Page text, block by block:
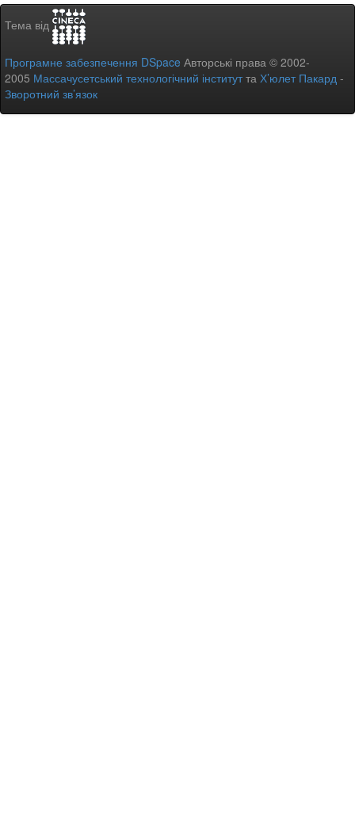
Тема від
Програмне забезпечення DSpace Авторські права © 2002-
2005 Массачусетський технологічний інститутта Х’юлет Пакард -
Зворотний зв’язок